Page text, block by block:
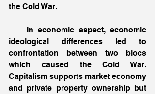
the Cold War.
ideological differences led to
confrontation between two blocs
which caused the Cold War.
Capitalism supports market economy
and private property ownership but